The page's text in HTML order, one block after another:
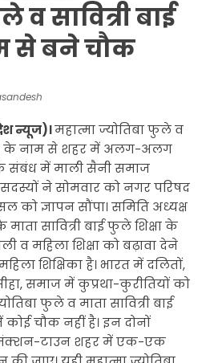
व सावित्री बाई
से बने चौक
न्यूज)।महात्मा ज्योतिबा फुले व
के नाम से शहर में अलग-अलग
संबंध में माली सैनी समाज
ने सोमवार को नगर परिषद
को ज्ञापन सौंपा। समिति अध्यक्ष
सावित्री बाई फुले शिक्षा के
व महिला शिक्षा को बढ़ावा देने
शिक्षिका है। भारत में दलितों,
समाज में कुप्रथा-कुरीतियों को
फुले व माता सावित्री बाई
चौक नहीं है। इन दोनों
टाउन शहर में एक-एक